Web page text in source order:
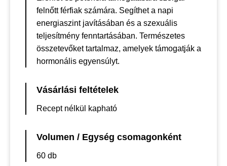
felnőtt férfiak számára. Segíthet a napi
energiaszint javításában és a szexuális
teljesítmény fenntartásában. Természetes
összetevőket tartalmaz, amelyek támogatják a
hormonális egyensúlyt.
Vásárlási feltételek
Recept nélkül kapható
Volumen / Egység csomagonként
60 db